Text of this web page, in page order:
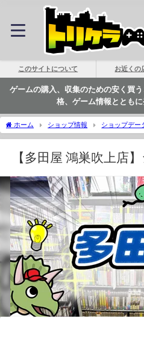
このサイトについて お近くの
ゲームの購入、収集のための安く買
格、ゲーム情報とともに
ホーム ショップ情報 ショップデー
ショップデータ | トリケラクエスト
【多田屋 鴻巣吹上店